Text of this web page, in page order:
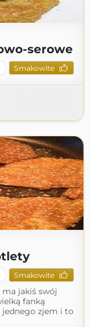
serowe
Smakowite
Smakowite
jakiś swój
fanką
zjem i to